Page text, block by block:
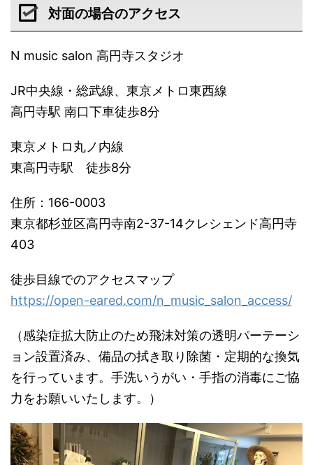
対面の場合のアクセス
N music salon 高円寺スタジオ
JR中央線・総武線、東京メトロ東西線
高円寺駅 南口下車徒歩8分
東京メトロ丸ノ内線
東高円寺駅 徒歩8分
住所：166-0003
東京都杉並区高円寺南2-37-14クレシェンド高円寺
403
徒歩目線でのアクセスマップ
https://open-eared.com/n_music_salon_access/
（感染症拡大防止のため飛沫対策の透明パーテーシ
ョン設置済み、備品の拭き取り除菌・定期的な換気
を行っています。手洗いうがい・手指の消毒にご協
力をお願いいたします。）